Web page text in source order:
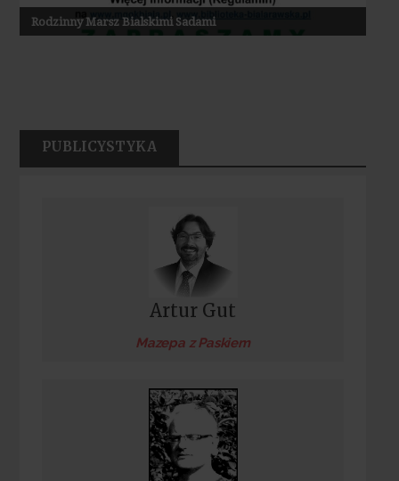
Rodzinny Marsz Bialskimi Sadami
PUBLICYSTYKA
Artur Gut
Mazepa z Paskiem